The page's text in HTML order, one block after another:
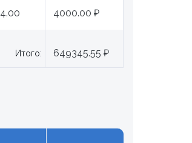
4.00 4000.00 ₽
Итого: 649345.55 ₽